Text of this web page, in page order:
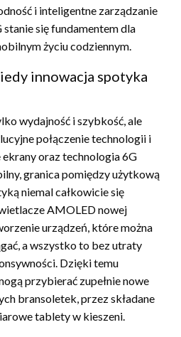
i inteligentne zarządzanie
stanie się fundamentem dla
życiu codziennym.
innowacja spotyka
wydajność i szybkość, ale
połączenie technologii i
oraz technologia 6G
granica pomiędzy użytkową
niemal całkowicie się
AMOLED nowej
urządzeń, które można
a wszystko to bez utraty
Dzięki temu
przybierać zupełnie nowe
bransoletek, przez składane
tablety w kieszeni.